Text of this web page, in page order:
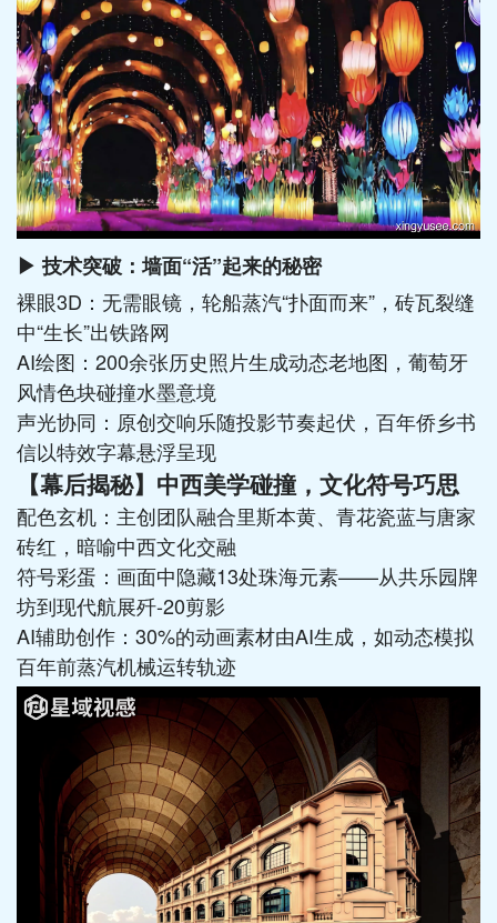
▶ 技术突破：墙面“活”起来的秘密
裸眼3D：无需眼镜，轮船蒸汽“扑面而来”，砖瓦裂缝
中“生长”出铁路网
AI绘图：200余张历史照片生成动态老地图，葡萄牙
风情色块碰撞水墨意境
声光协同：原创交响乐随投影节奏起伏，百年侨乡书
信以特效字幕悬浮呈现
【幕后揭秘】中西美学碰撞，文化符号巧思
配色玄机：主创团队融合里斯本黄、青花瓷蓝与唐家
砖红，暗喻中西文化交融
符号彩蛋：画面中隐藏13处珠海元素——从共乐园牌
坊到现代航展歼-20剪影
AI辅助创作：30%的动画素材由AI生成，如动态模拟
百年前蒸汽机械运转轨迹